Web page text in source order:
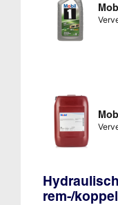
Hydraulisch
rem-/